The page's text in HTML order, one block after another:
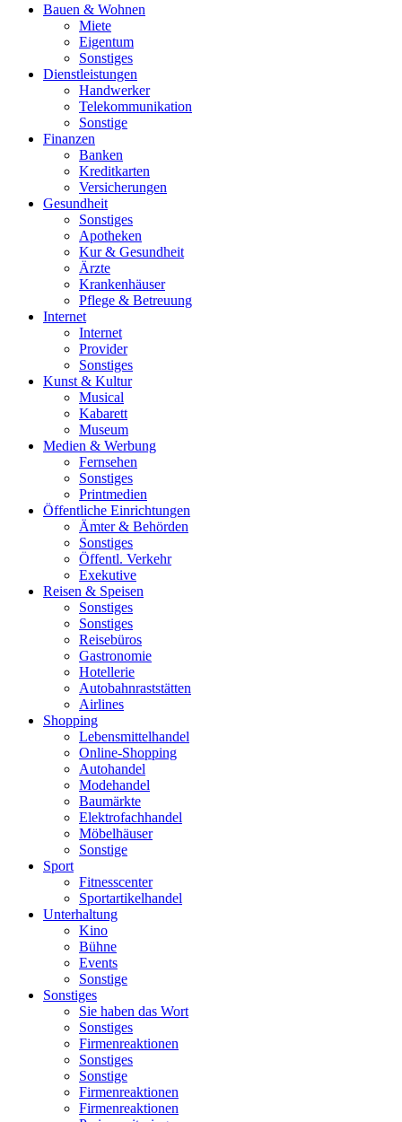
Bauen & Wohnen
Miete
Eigentum
Sonstiges
Dienstleistungen
Handwerker
Telekommunikation
Sonstige
Finanzen
Banken
Kreditkarten
Versicherungen
Gesundheit
Sonstiges
Apotheken
Kur & Gesundheit
Ärzte
Krankenhäuser
Pflege & Betreuung
Internet
Internet
Provider
Sonstiges
Kunst & Kultur
Musical
Kabarett
Museum
Medien & Werbung
Fernsehen
Sonstiges
Printmedien
Öffentliche Einrichtungen
Ämter & Behörden
Sonstiges
Öffentl. Verkehr
Exekutive
Reisen & Speisen
Sonstiges
Sonstiges
Reisebüros
Gastronomie
Hotellerie
Autobahnraststätten
Airlines
Shopping
Lebensmittelhandel
Online-Shopping
Autohandel
Modehandel
Baumärkte
Elektrofachhandel
Möbelhäuser
Sonstige
Sport
Fitnesscenter
Sportartikelhandel
Unterhaltung
Kino
Bühne
Events
Sonstige
Sonstiges
Sie haben das Wort
Sonstiges
Firmenreaktionen
Sonstiges
Sonstige
Firmenreaktionen
Firmenreaktionen